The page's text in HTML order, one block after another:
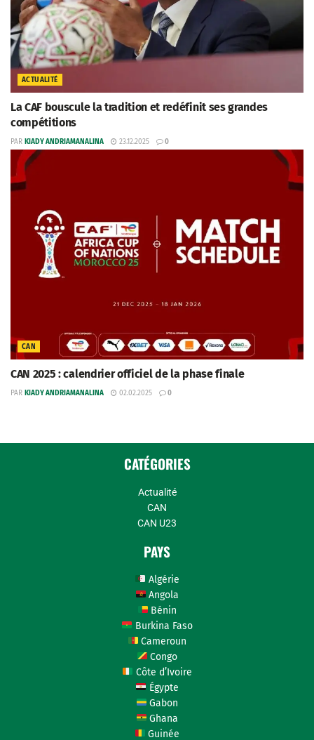
ACTUALITÉ
La CAF bouscule la tradition et redéfinit ses grandes
compétitions
PAR KIADY ANDRIAMANALINA 23.12.2025 0
CAN
CAN 2025 : calendrier officiel de la phase finale
PAR KIADY ANDRIAMANALINA 02.02.2025 0
CATÉGORIES
Actualité
CAN
CAN U23
PAYS
Algérie
Angola
Bénin
Burkina Faso
Cameroun
Congo
Côte d’Ivoire
Égypte
Gabon
Ghana
Guinée